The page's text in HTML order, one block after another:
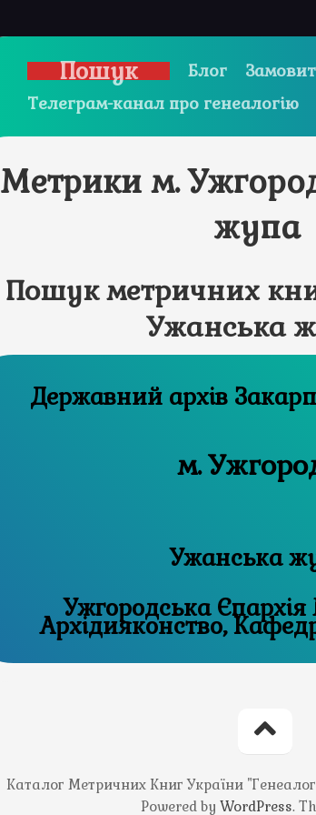
Пошук Блог
Телеграм-канал про генеалогію
Метрики м.
жупа
Пошук метричних
Ужанська
Державний
м.
Ужанська
Ужгородська Єпархія
Каталог Метричних Книг України
Powered by WordPress.